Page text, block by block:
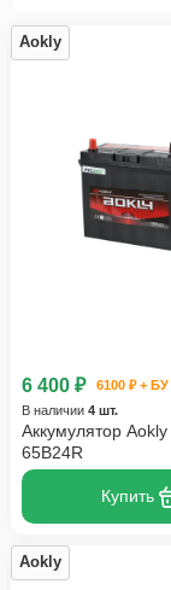
Aokly
6 400 ₽
6100 ₽ + БУ
В наличии 4 шт.
Аккумулятор
65B24R
Купить
Aokly